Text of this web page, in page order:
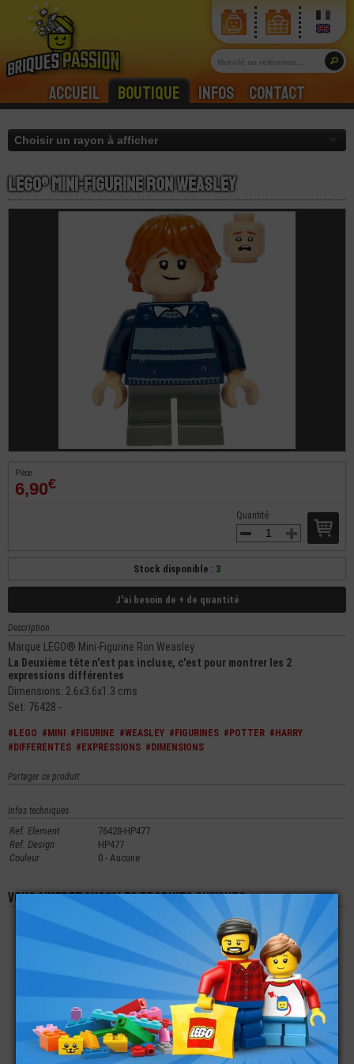
Accueil Boutique Infos Contact
LEGO® Mini-Figurine Ron Weasley
Pièce
6,90€
Quantité
Stock disponible : 3
J'ai besoin de + de quantité
Description
Marque LEGO® Mini-Figurine Ron Weasley
La Deuxième tête n'est pas incluse, c'est pour montrer les 2
expressions différentes
Dimensions: 2.6x3.6x1.3 cms
Set: 76428 -
#LEGO #MINI #FIGURINE #WEASLEY #FIGURINES #POTTER #HARRY
#DIFFERENTES #EXPRESSIONS #DIMENSIONS
Partager ce produit
Infos techniques
Ref. Element
76428-HP477
Ref. Design
HP477
Couleur
0 - Aucune
Vous aimerez aussi les produits suivants
LEGO® MINI-
POLICIER (6G)
4,00€
LEGO® MINI-
FIGURINE TORSE
TENUE BATMAN (2T)
4,99€
LEGO® ACCESSOIRE
MINI-FIGURINE
CASQUE DE MOTO
0,49€